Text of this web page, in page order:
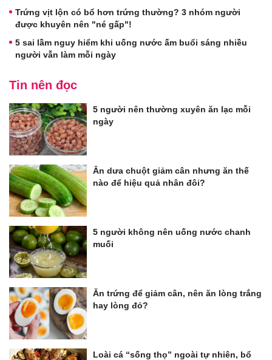
Trứng vịt lộn có bổ hơn trứng thường? 3 nhóm người
được khuyên nên "né gấp"!
5 sai lầm nguy hiểm khi uống nước ấm buổi sáng nhiều
người vẫn làm mỗi ngày
Tin nên đọc
5 người nên thường xuyên ăn lạc mỗi
ngày
Ăn dưa chuột giảm cân nhưng ăn thế
nào để hiệu quả nhân đôi?
5 người không nên uống nước chanh
muối
Ăn trứng để giảm cân, nên ăn lòng trắng
hay lòng đỏ?
Loài cá “sống thọ” ngoài tự nhiên, bổ